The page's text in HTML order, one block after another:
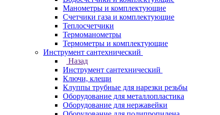
Манометры и комплектующие
Счетчики газа и комплектующие
Теплосчетчики
Термоманометры
Термометры и комплектующие
Инструмент сантехнический
Назад
Инструмент сантехнический
Ключи, клещи
Клуппы трубные для нарезки резьбы
Оборудование для металлопластика
Оборудование для нержавейки